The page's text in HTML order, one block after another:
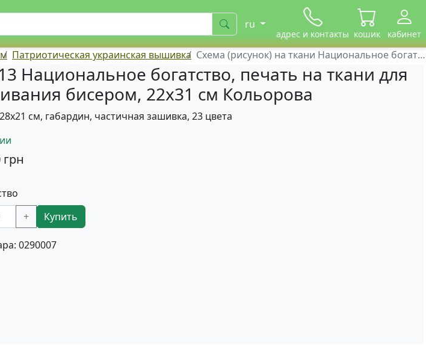
ru
адрес и контакты кошик кабинет
Патриотическая украинская вышивка Схема (рисунок) на ткани Национальное богатство А4-313 Кольорова
Национальное богатство, печать на ткани для
бисером, 22х31 см Кольорова
см, габардин, частичная зашивка, 23 цвета
грн
+ Купить
0290007